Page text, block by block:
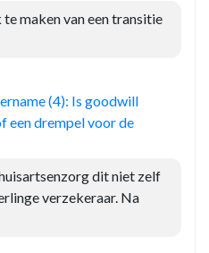
maken van een transitie
(4): Is goodwill
een drempel voor de
dit niet zelf
verzekeraar. Na